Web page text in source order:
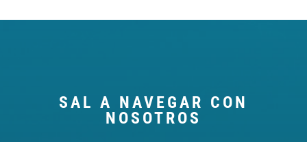
SAL A NAVEGAR CON
NOSOTROS